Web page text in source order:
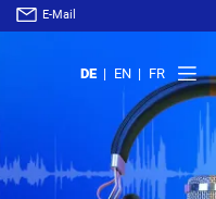
E-Mail
DE EN FR